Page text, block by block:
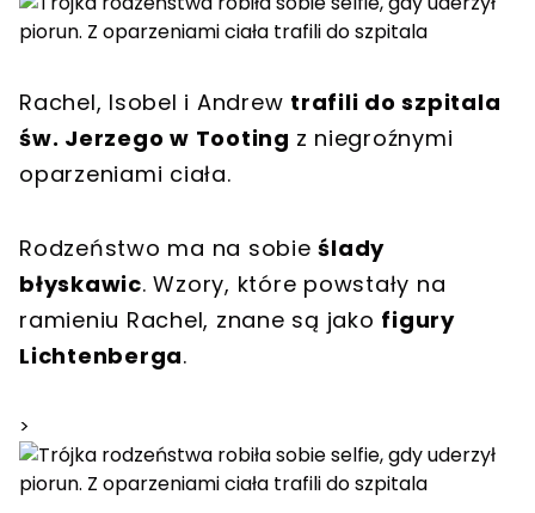
Rachel, Isobel i Andrew trafili do szpitala
św. Jerzego w Tooting z niegroźnymi
oparzeniami ciała.
Rodzeństwo ma na sobieślady
błyskawic. Wzory, które powstały na
ramieniu Rachel, znane są jako figury
Lichtenberga.
>